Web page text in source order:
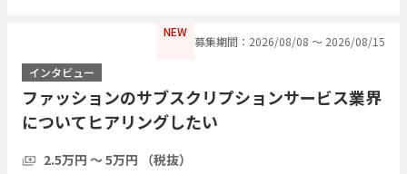
NEW
募集期間：2026/08/08 〜 2026/08/15
インタビュー
ファッションのサブスクリプションサービス業界
についてヒアリングしたい
2.5万円 〜 5万円 （税抜）